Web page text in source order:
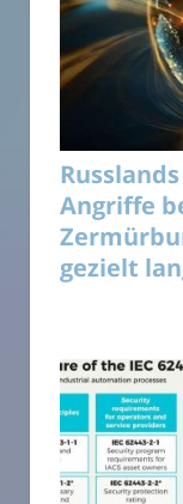
Angriffe
gezielt